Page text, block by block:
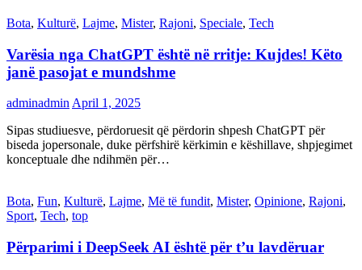
Bota, Kulturë, Lajme, Mister, Rajoni, Speciale, Tech
Varësia nga ChatGPT është në rritje: Kujdes! Këto
janë pasojat e mundshme
adminadmin April 1, 2025
Sipas studiuesve, përdoruesit që përdorin shpesh ChatGPT për
biseda jopersonale, duke përfshirë kërkimin e këshillave, shpjegimet
konceptuale dhe ndihmën për…
Bota, Fun, Kulturë, Lajme, Më të fundit, Mister, Opinione, Rajoni,
Sport, Tech, top
Përparimi i DeepSeek AI është për t’u lavdëruar